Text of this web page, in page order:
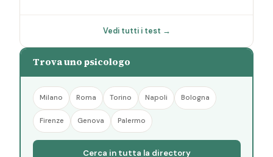
Vedi tutti i test →
Trova uno psicologo
Milano Roma Torino Napoli Bologna
Firenze Genova Palermo
Cerca in tutta la directory